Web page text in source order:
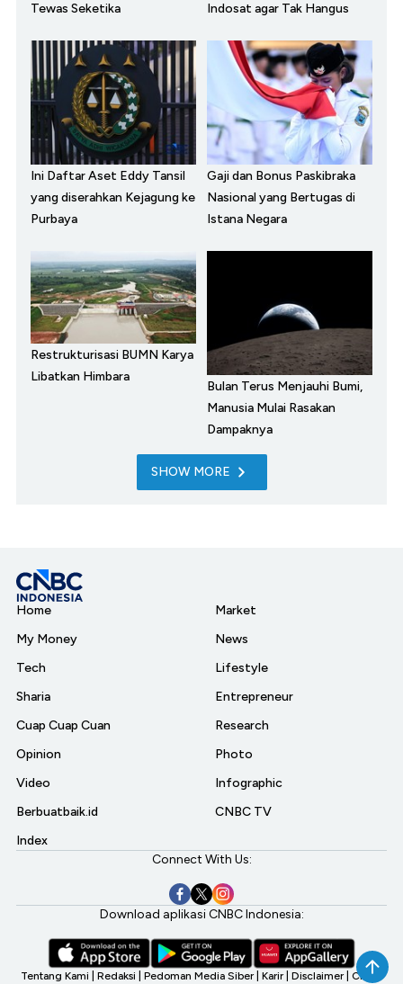
Tewas Seketika
Indosat agar Tak Hangus
Ini Daftar Aset Eddy Tansil
yang diserahkan Kejagung ke
Purbaya
Gaji dan Bonus Paskibraka
Nasional yang Bertugas di
Istana Negara
Restrukturisasi BUMN Karya
Libatkan Himbara
Bulan Terus Menjauhi Bumi,
Manusia Mulai Rasakan
Dampaknya
SHOW MORE
Home
My Money
Tech
Sharia
Cuap Cuap Cuan
Opinion
Video
Berbuatbaik.id
Index
Market
News
Lifestyle
Entrepreneur
Research
Photo
Infographic
CNBC TV
Connect With Us:
Download aplikasi CNBC Indonesia:
Tentang Kami Redaksi Pedoman Media Siber Karir Disclaimer CNBC